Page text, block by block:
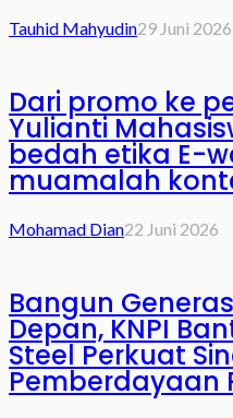
Tauhid Mahyudin29 Juni 2026
Dari promo ke
Yulianti
bedah etika E-
muamalah
Mohamad Dian22 Juni 2026
Bangun
Depan, KNPI
Steel Perkuat
Pemberdayaan